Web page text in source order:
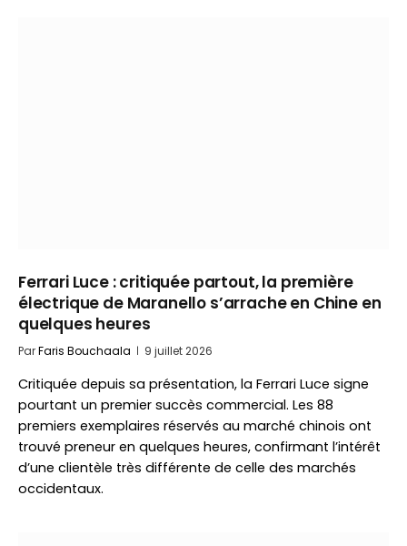
Ferrari Luce : critiquée partout, la première
électrique de Maranello s’arrache en Chine en
quelques heures
ParFaris Bouchaala 9 juillet 2026
Critiquée depuis sa présentation, la Ferrari Luce signe
pourtant un premier succès commercial. Les 88
premiers exemplaires réservés au marché chinois ont
trouvé preneur en quelques heures, confirmant l’intérêt
d’une clientèle très différente de celle des marchés
occidentaux.